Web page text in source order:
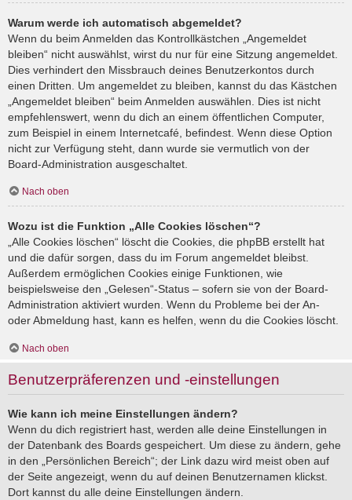
Warum werde ich automatisch abgemeldet?
Wenn du beim Anmelden das Kontrollkästchen „Angemeldet
bleiben“ nicht auswählst, wirst du nur für eine Sitzung angemeldet.
Dies verhindert den Missbrauch deines Benutzerkontos durch
einen Dritten. Um angemeldet zu bleiben, kannst du das Kästchen
„Angemeldet bleiben“ beim Anmelden auswählen. Dies ist nicht
empfehlenswert, wenn du dich an einem öffentlichen Computer,
zum Beispiel in einem Internetcafé, befindest. Wenn diese Option
nicht zur Verfügung steht, dann wurde sie vermutlich von der
Board-Administration ausgeschaltet.
Nach oben
Wozu ist die Funktion „Alle Cookies löschen“?
„Alle Cookies löschen“ löscht die Cookies, die phpBB erstellt hat
und die dafür sorgen, dass du im Forum angemeldet bleibst.
Außerdem ermöglichen Cookies einige Funktionen, wie
beispielsweise den „Gelesen“-Status – sofern sie von der Board-
Administration aktiviert wurden. Wenn du Probleme bei der An-
oder Abmeldung hast, kann es helfen, wenn du die Cookies löscht.
Nach oben
Benutzerpräferenzen und -einstellungen
Wie kann ich meine Einstellungen ändern?
Wenn du dich registriert hast, werden alle deine Einstellungen in
der Datenbank des Boards gespeichert. Um diese zu ändern, gehe
in den „Persönlichen Bereich“; der Link dazu wird meist oben auf
der Seite angezeigt, wenn du auf deinen Benutzernamen klickst.
Dort kannst du alle deine Einstellungen ändern.